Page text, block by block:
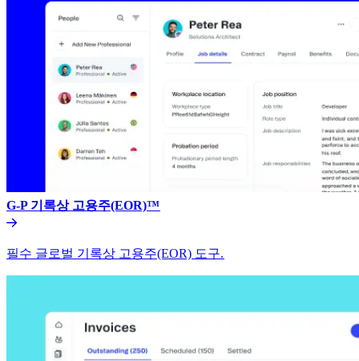
G-P 기록상 고용주(EOR)™​​
필수 글로벌 기록상 고용주(EOR) 도구.​​